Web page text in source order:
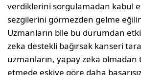
verdiklerini sorgulamadan kabul
sezgilerini görmezden gelme
Uzmanların bile bu durumdan
zeka destekli bağırsak kanseri
uzmanların, yapay zeka
etmede eskiye göre daha